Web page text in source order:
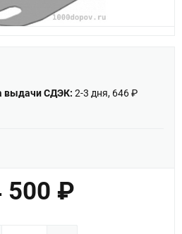
выдачи СДЭК: 2-3 дня, 646 ₽
500 ₽